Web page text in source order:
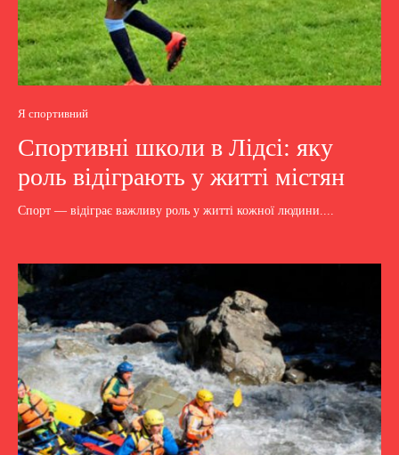
Я спортивний
Спортивні школи в Лідсі: яку
роль відіграють у житті містян
Спорт — відіграє важливу роль у житті кожної людини....